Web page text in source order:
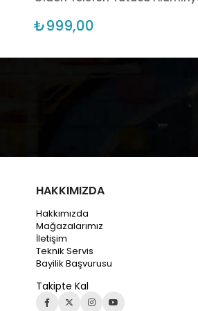
₺999,00
HAKKIMIZDA
Hakkımızda
Mağazalarımız
İletişim
Teknik Servis
Bayilik Başvurusu
Takipte Kal